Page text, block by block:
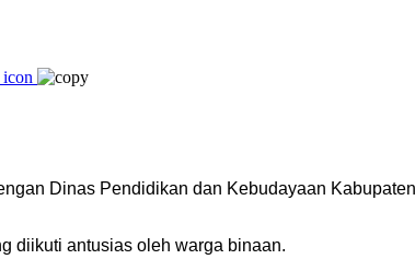
Dinas Pendidikan dan Kebudayaan
diikuti antusias oleh warga binaan.